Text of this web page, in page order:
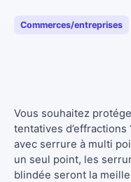
Commerces/entreprises
Vous souhaitez
tentatives
avec serrure à multi
un seul point, les
blindée seront la